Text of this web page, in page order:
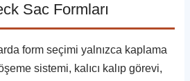
Sac Formları
form seçimi yalnızca kaplama
sistemi, kalıcı kalıp görevi,